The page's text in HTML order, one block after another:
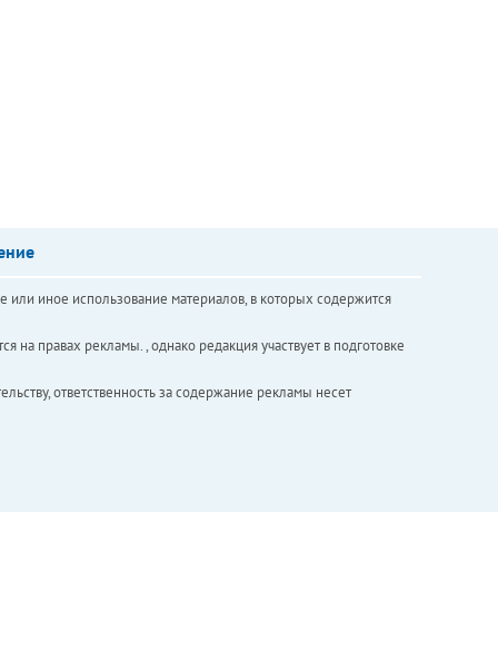
иное использование материалов, в которых содержится
правах рекламы. , однако редакция участвует в подготовке
ответственность за содержание рекламы несет